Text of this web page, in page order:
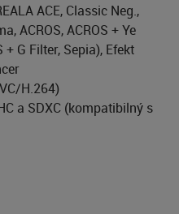
ACE, Classic Neg.,
ACROS, ACROS + Ye
+ G Filter, Sepia), Efekt
H.264)
a SDXC (kompatibilný s